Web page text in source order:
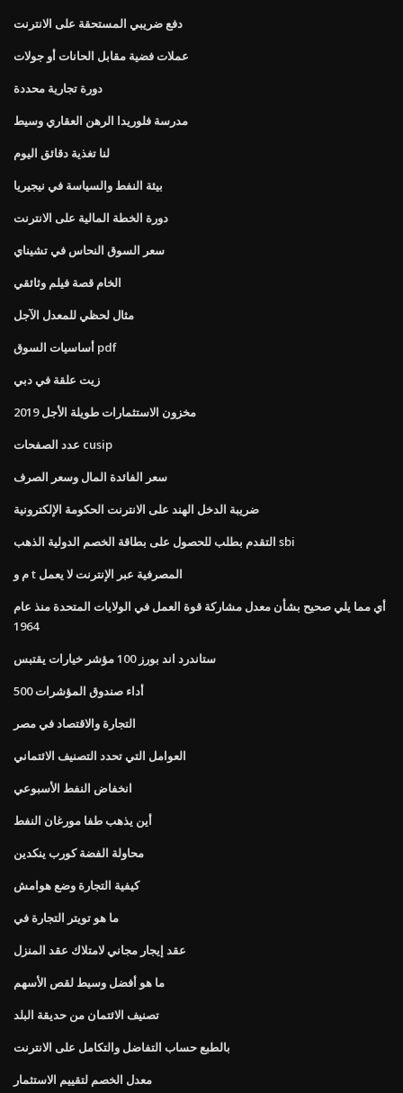
دفع ضريبي المستحقة على الانترنت
عملات فضية مقابل الحانات أو جولات
دورة تجارية محددة
مدرسة فلوريدا الرهن العقاري وسيط
لنا تغذية دقائق اليوم
بيئة النفط والسياسة في نيجيريا
دورة الخطة المالية على الانترنت
سعر السوق النحاس في تشيناي
الخام قصة فيلم وثائقي
مثال لحظي للمعدل الآجل
أساسيات السوق pdf
زيت علقة في دبي
مخزون الاستثمارات طويلة الأجل 2019
عدد الصفحات cusip
سعر الفائدة المال وسعر الصرف
ضريبة الدخل الهند على الانترنت الحكومة الإلكترونية
التقدم بطلب للحصول على بطاقة الخصم الدولية الذهب sbi
م و t المصرفية عبر الإنترنت لا يعمل
أي مما يلي صحيح بشأن معدل مشاركة قوة العمل في الولايات المتحدة منذ عام
1964
ستاندرد اند بورز 100 مؤشر خيارات يقتبس
أداء صندوق المؤشرات 500
التجارة والاقتصاد في مصر
العوامل التي تحدد التصنيف الائتماني
انخفاض النفط الأسبوعي
أين يذهب طفا مورغان النفط
محاولة الفضة كورب ينكدين
كيفية التجارة وضع هوامش
ما هو تويتر التجارة في
عقد إيجار مجاني لامتلاك عقد المنزل
ما هو أفضل وسيط لقص الأسهم
تصنيف الائتمان من حديقة البلد
بالطبع حساب التفاضل والتكامل على الانترنت
معدل الخصم لتقييم الاستثمار